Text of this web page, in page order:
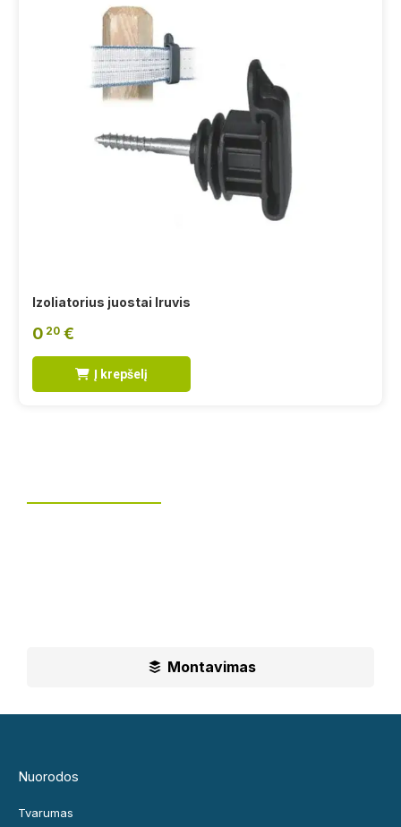
Izoliatorius juostai Iruvis
0 20 €
Į krepšelį
Montavimas
Nuorodos
Tvarumas